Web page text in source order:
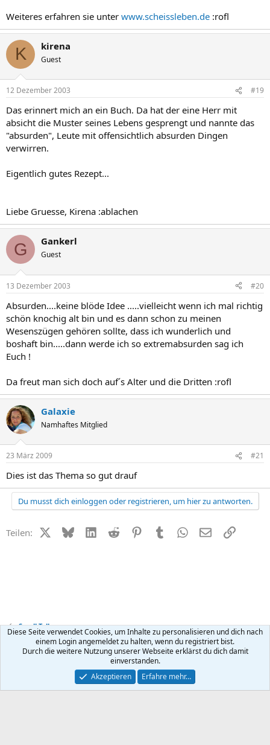
Weiteres erfahren sie unter www.scheissleben.de :rofl
K kirena
Guest
12 Dezember 2003 #19
Das erinnert mich an ein Buch. Da hat der eine Herr mit
absicht die Muster seines Lebens gesprengt und nannte das
"absurden", Leute mit offensichtlich absurden Dingen
verwirren.
Eigentlich gutes Rezept...
Liebe Gruesse, Kirena :ablachen
G Gankerl
Guest
13 Dezember 2003 #20
Absurden....keine blöde Idee .....vielleicht wenn ich mal richtig
schön knochig alt bin und es dann schon zu meinen
Wesenszügen gehören sollte, dass ich wunderlich und
boshaft bin.....dann werde ich so extremabsurden sag ich
Euch !
Da freut man sich doch auf´s Alter und die Dritten :rofl
Galaxie
Namhaftes Mitglied
23 März 2009 #21
Dies ist das Thema so gut drauf
Du musst dich einloggen oder registrieren, um hier zu antworten.
Teilen: X (Twitter)
BlueskyLinkedIn
Reddit PinterestTumblr WhatsApp
E-MailLink
Small Talk
Kontakt Nutzungsbedingungen Datenschutz Hilfe
R
Community platform by XenForo ® © 2010-2026 XenForo Ltd.
Diese Seite verwendet Cookies, um Inhalte zu personalisieren und dich nach
einem Login angemeldet zu halten, wenn du registriert bist.
Durch die weitere Nutzung unserer Webseite erklärst du dich damit
einverstanden.
Akzeptieren
Erfahre mehr…